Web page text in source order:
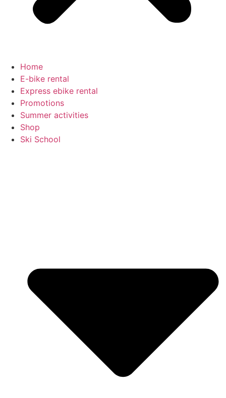
Home
E-bike rental
Express ebike rental
Promotions
Summer activities
Shop
Ski School